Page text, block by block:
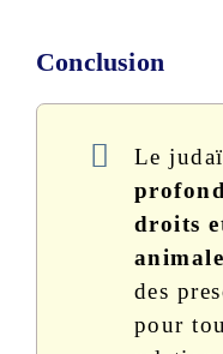
Conclusion
Le
droits
des
pour